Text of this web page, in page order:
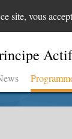
site, vous
Actif